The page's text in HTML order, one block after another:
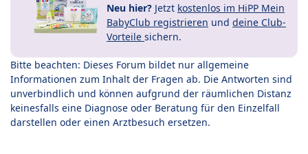
Neu hier? Jetzt kostenlos im HiPP Mein
BabyClub registrieren und deine Club-
Vorteile sichern.
Bitte beachten: Dieses Forum bildet nur allgemeine
Informationen zum Inhalt der Fragen ab. Die Antworten sind
unverbindlich und können aufgrund der räumlichen Distanz
keinesfalls eine Diagnose oder Beratung für den Einzelfall
darstellen oder einen Arztbesuch ersetzen.